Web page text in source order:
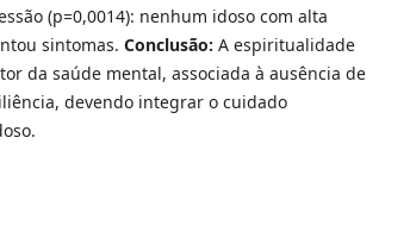
(p=0,0014): nenhum idoso com alta
sintomas. Conclusão: A espiritualidade
da saúde mental, associada à ausência de
devendo integrar o cuidado